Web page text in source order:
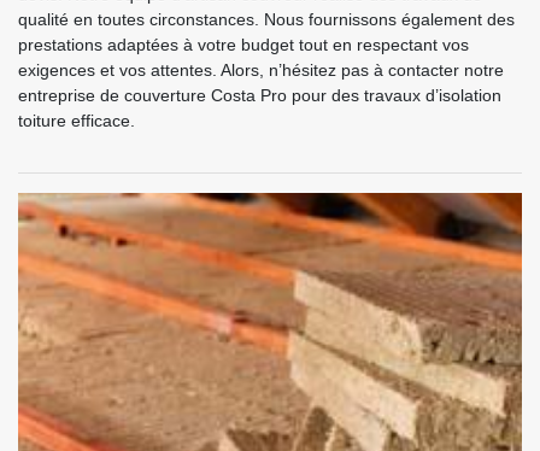
qualité en toutes circonstances. Nous fournissons également des
prestations adaptées à votre budget tout en respectant vos
exigences et vos attentes. Alors, n’hésitez pas à contacter notre
entreprise de couverture Costa Pro pour des travaux d’isolation
toiture efficace.